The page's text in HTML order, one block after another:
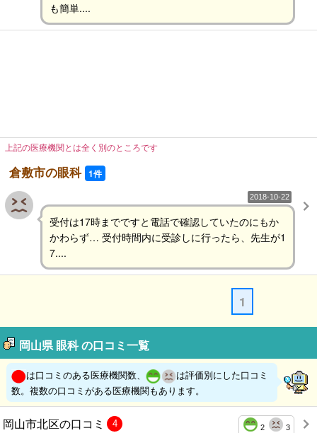
も簡単....
上記の医療機関とは全く別のところです
倉敷市の眼科 1件
2018-10-22
受付は17時までですと電話で確認していたのにもか
かわらず… 受付時間内に受診しに行ったら、先生が1
7....
1
岡山県 眼科 の口コミ一覧
は口コミのある医療機関数、
は評価別にした口コミ
数。複数の口コミがある医療機関もあります。
岡山市北区の口コミ 2 3
4